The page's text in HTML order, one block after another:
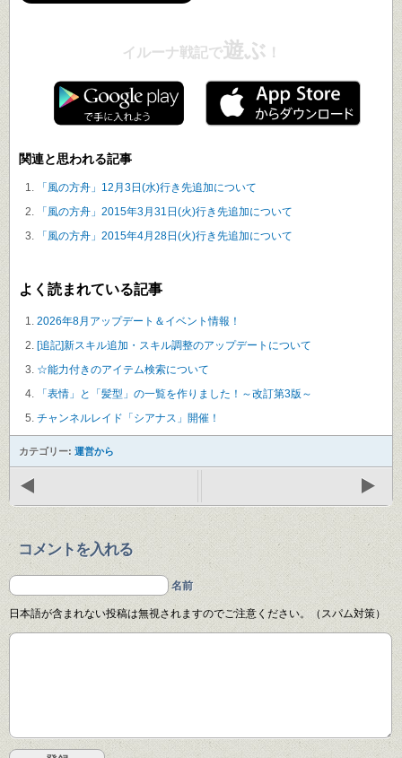
イルーナ戦記で遊ぶ ！
関連と思われる記事
「風の方舟」12月3日(水)行き先追加について
「風の方舟」2015年3月31日(火)行き先追加について
「風の方舟」2015年4月28日(火)行き先追加について
よく読まれている記事
2026年8月アップデート＆イベント情報！
[追記]新スキル追加・スキル調整のアップデートについて
☆能力付きのアイテム検索について
「表情」と「髪型」の一覧を作りました！～改訂第3版～
チャンネルレイド「シアナス」開催！
カテゴリー: 運営から
コメントを入れる
名前
日本語が含まれない投稿は無視されますのでご注意ください。（スパム対策）